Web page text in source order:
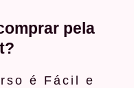
pela
é Fácil e